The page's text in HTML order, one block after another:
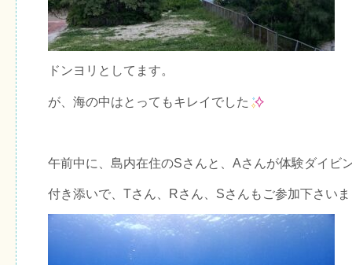
ドンヨリとしてます。
が、海の中はとってもキレイでした
午前中に、島内在住のSさんと、Aさんが体験ダイビ
付き添いで、Tさん、Rさん、Sさんもご参加下さい